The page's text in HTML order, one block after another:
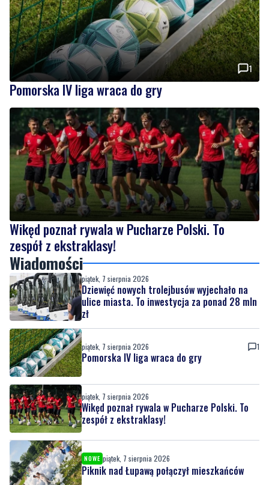
1
Pomorska IV liga wraca do gry
Wikęd poznał rywala w Pucharze Polski. To
zespół z ekstraklasy!
Wiadomości
piątek, 7 sierpnia 2026
Dziewięć nowych trolejbusów wyjechało na
ulice miasta. To inwestycja za ponad 28 mln
zł
piątek, 7 sierpnia 2026 1
Pomorska IV liga wraca do gry
piątek, 7 sierpnia 2026
Wikęd poznał rywala w Pucharze Polski. To
zespół z ekstraklasy!
NOWE piątek, 7 sierpnia 2026
Piknik nad Łupawą połączył mieszkańców